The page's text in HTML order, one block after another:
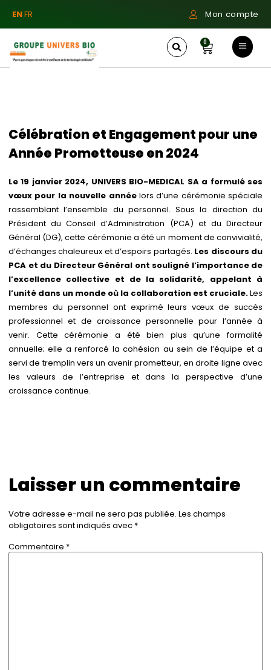
ENFR Mon compte
0
Célébration et Engagement pour une
Année Prometteuse en 2024
Le 19 janvier 2024, UNIVERS BIO-MEDICAL SA a formulé ses
vœux pour la nouvelle année lors d’une cérémonie spéciale
rassemblant l’ensemble du personnel. Sous la direction du
Président du Conseil d’Administration (PCA) et du Directeur
Général (DG), cette cérémonie a été un moment de convivialité,
d’échanges chaleureux et d’espoirs partagés. Les discours du
PCA et du Directeur Général ont souligné l’importance de
l’excellence collective et de la solidarité, appelant à
l’unité dans un monde où la collaboration est cruciale.Les
membres du personnel ont exprimé leurs vœux de succès
professionnel et de croissance personnelle pour l’année à
venir. Cette cérémonie a été bien plus qu’une formalité
annuelle; elle a renforcé la cohésion au sein de l’équipe et a
servi de tremplin vers un avenir prometteur, en droite ligne avec
les valeurs de l’entreprise et dans la perspective d’une
croissance continue.
Laisser un commentaire
Votre adresse e-mail ne sera pas publiée. Les champs
obligatoires sont indiqués avec *
Commentaire *